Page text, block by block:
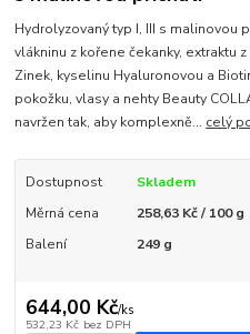
Hydrolyzovaný typ I, III s malinovou
vlákninu z kořene čekanky, extraktu
Zinek, kyselinu Hyaluronovou a
pokožku, vlasy a nehty Beauty
navržen tak, aby komplexně... celý
Dostupnost
Skladem
Měrná cena
258,63 Kč / 100 g
Balení
249 g
644,00 Kč/ks
532,23 Kč bez DPH